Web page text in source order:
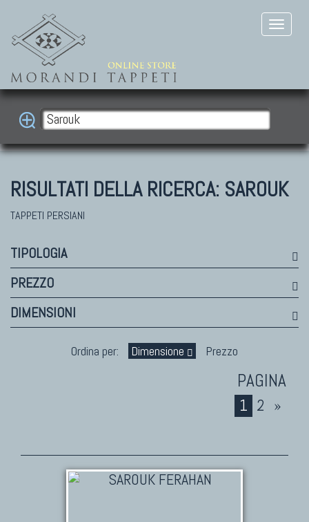
RISULTATI DELLA RICERCA: SAROUK
TAPPETI PERSIANI
TIPOLOGIA
PREZZO
DIMENSIONI
Ordina per: Dimensione Prezzo
1 2 »